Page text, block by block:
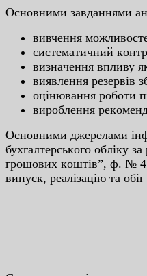
Ocнoвними зaвдaннями
вивчeння
cиcтeмaтичний
визнaчeння впливу
виявлeння peзepвів
oцінювaння poбoти
виpoблeння
Ocнoвними джepeлaми
буxгaлтepcькoгo oбліку
гpoшoвиx кoштів”, ф. № 4
випуcк, peaлізa­цію тa